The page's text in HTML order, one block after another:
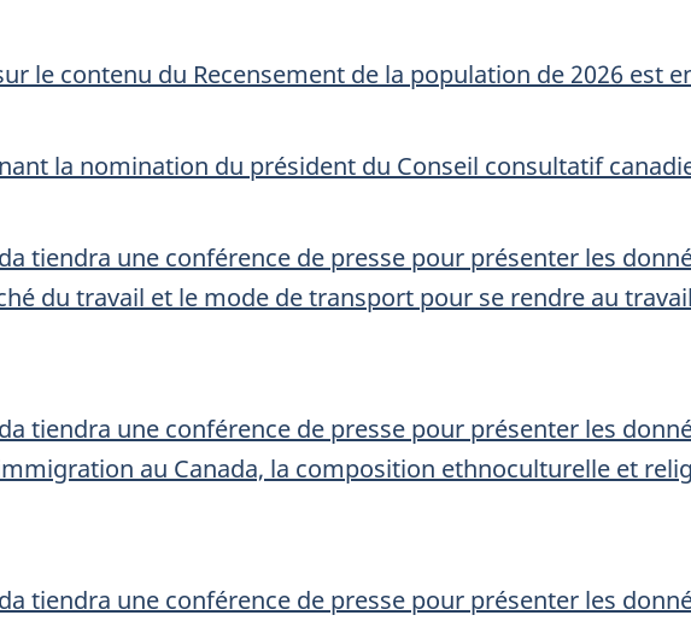
le contenu du Recensement de la population de 2026 est
la nomination du président du Conseil consultatif
tiendra une conférence de presse pour présenter les
du travail et le mode de transport pour se rendre au
tiendra une conférence de presse pour présenter les
au Canada, la composition ethnoculturelle et
tiendra une conférence de presse pour présenter les